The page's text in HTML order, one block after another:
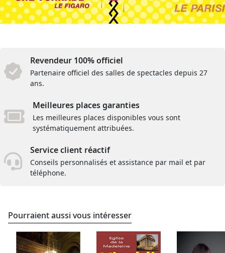
Revendeur 100% officiel
Partenaire officiel des salles de spectacles depuis 27
ans.
Meilleures places garanties
Les meilleures places disponibles vous sont
systématiquement attribuées.
Service client réactif
Conseils personnalisés et assistance par mail et par
téléphone.
Pourraient aussi vous intéresser